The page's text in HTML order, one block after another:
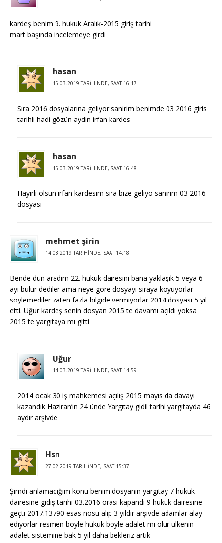
kardeş benim 9. hukuk Aralık-2015 giriş tarihi
mart başında incelemeye girdi
hasan
15.03.2019 TARIHINDE, SAAT 16:17
Sıra 2016 dosyalarına geliyor sanirim benimde 03 2016 giris
tarihli hadi gözün aydin irfan kardes
hasan
15.03.2019 TARIHINDE, SAAT 16:48
Hayırlı olsun irfan kardesim sıra bize geliyo sanirim 03 2016
dosyası
mehmet şirin
14.03.2019 TARIHINDE, SAAT 14:18
Bende dün aradım 22. hukuk dairesini bana yaklaşık 5 veya 6
ayı bulur dediler ama neye göre dosyayı sıraya koyuyorlar
söylemediler zaten fazla bilgide vermiyorlar 2014 dosyası 5 yıl
etti. Uğur kardeş senin dosyan 2015 te davamı açıldı yoksa
2015 te yargıtaya mı gitti
Uğur
14.03.2019 TARIHINDE, SAAT 14:59
2014 ocak 30 iş mahkemesi açılış 2015 mayıs da davayı
kazandık Haziran’ın 24 ünde Yargıtay gidil tarihi yargıtayda 46
aydır arşivde
Hsn
27.02.2019 TARIHINDE, SAAT 15:37
Şimdi anlamadığım konu benim dosyanın yargıtay 7 hukuk
dairesine gidiş tarihi 03.2016 orasi kapandı 9 hukuk dairesine
geçti 2017.13790 esas nosu alıp 3 yıldır arşivde adamlar alay
ediyorlar resmen böyle hukuk böyle adalet mi olur ülkenin
adalet sistemine bak 5 yıl daha bekleriz artık